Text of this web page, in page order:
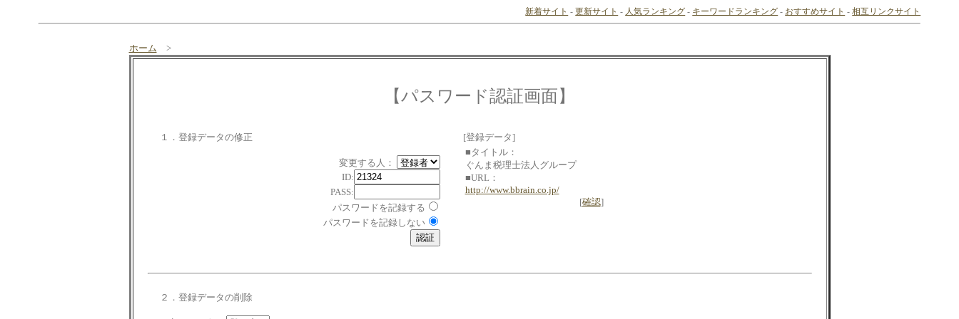
新着サイト -更新サイト - 人気ランキング - キーワードランキング - おすすめサイト -相互リンクサイト
ホーム >
【パスワード認証画面】
１．登録データの修正
変更する人：
ID:
PASS:
パスワードを記録する
パスワードを記録しない
[登録データ]
■タイトル：
ぐんま税理士法人グループ
■URL：
http://www.bbrain.co.jp/
[確認]
２．登録データの削除